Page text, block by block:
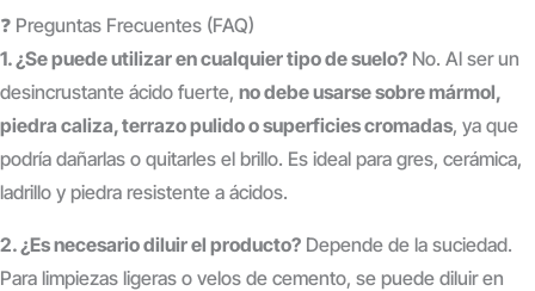
❓ Preguntas Frecuentes (FAQ)
1. ¿Se puede utilizar en cualquier tipo de suelo? No. Al ser un
desincrustante ácido fuerte, no debe usarse sobre mármol,
piedra caliza, terrazo pulido o superficies cromadas, ya que
podría dañarlas o quitarles el brillo. Es ideal para gres, cerámica,
ladrillo y piedra resistente a ácidos.
2. ¿Es necesario diluir el producto? Depende de la suciedad.
Para limpiezas ligeras o velos de cemento, se puede diluir en